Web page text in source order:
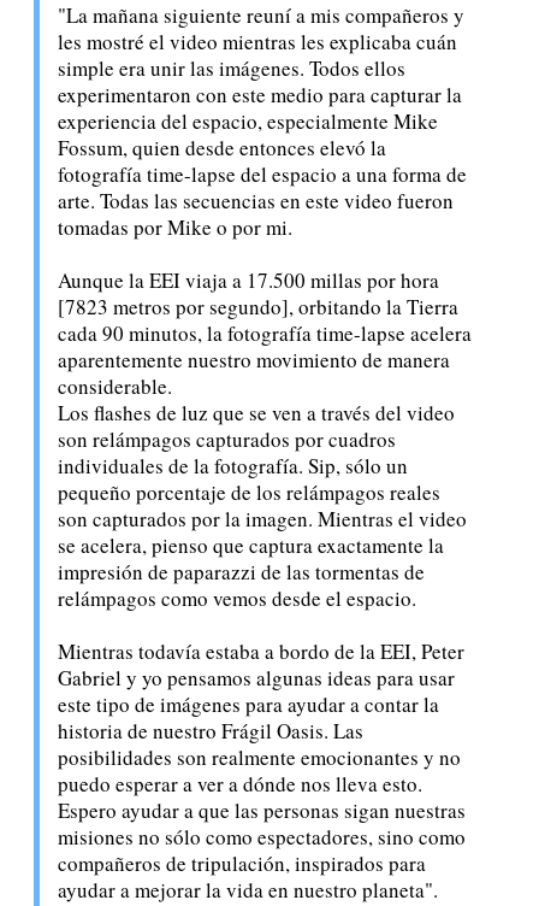
"La mañana siguiente reuní a mis compañeros y
les mostré el video mientras les explicaba cuán
simple era unir las imágenes. Todos ellos
experimentaron con este medio para capturar la
experiencia del espacio, especialmente Mike
Fossum, quien desde entonces elevó la
fotografía time-lapse del espacio a una forma de
arte. Todas las secuencias en este video fueron
tomadas por Mike o por mi.
Aunque la EEI viaja a 17.500 millas por hora
[7823 metros por segundo], orbitando la Tierra
cada 90 minutos, la fotografía time-lapse acelera
aparentemente nuestro movimiento de manera
considerable.
Los flashes de luz que se ven a través del video
son relámpagos capturados por cuadros
individuales de la fotografía. Sip, sólo un
pequeño porcentaje de los relámpagos reales
son capturados por la imagen. Mientras el video
se acelera, pienso que captura exactamente la
impresión de paparazzi de las tormentas de
relámpagos como vemos desde el espacio.
Mientras todavía estaba a bordo de la EEI, Peter
Gabriel y yo pensamos algunas ideas para usar
este tipo de imágenes para ayudar a contar la
historia de nuestro Frágil Oasis. Las
posibilidades son realmente emocionantes y no
puedo esperar a ver a dónde nos lleva esto.
Espero ayudar a que las personas sigan nuestras
misiones no sólo como espectadores, sino como
compañeros de tripulación, inspirados para
ayudar a mejorar la vida en nuestro planeta".